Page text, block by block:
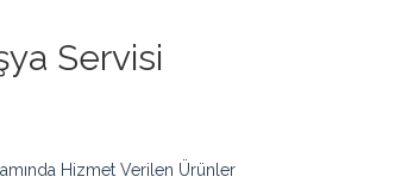
Servisi
Hizmet Verilen Ürünler